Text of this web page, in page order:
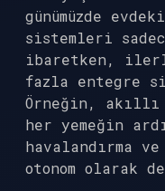
günümüzde
sistemleri
ibaretken,
fazla entegre
Örneğin,
her yemeğin
havalandırma
otonom olarak